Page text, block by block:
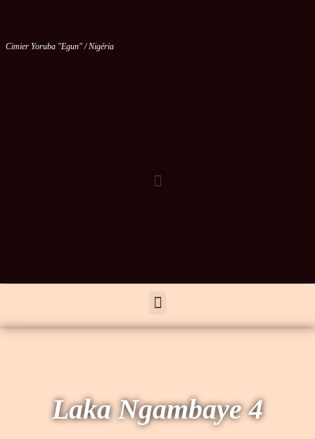
Cimier Yoruba "Egun" / Nigéria
Laka Ngambaye 4